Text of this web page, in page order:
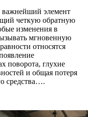
важнейший элемент
четкую обратную
изменения в
мгновенную
относятся
поворота, глухие
и общая потеря
средства….